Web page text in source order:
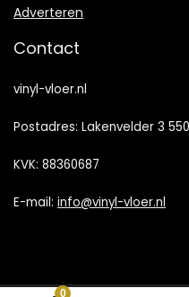
0
Adverteren
Contact
vinyl-vloer.nl
Postadres: Lakenvelder 3
KVK: 88360687
E-mail: info@vinyl-vloer.nl